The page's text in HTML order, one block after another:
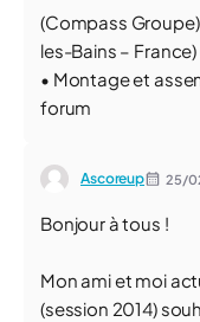
(Compass
les-Bains –
• Montage et
forum
Ascoreup 25/
Bonjour à tous !
Mon ami et moi
(session 2014)